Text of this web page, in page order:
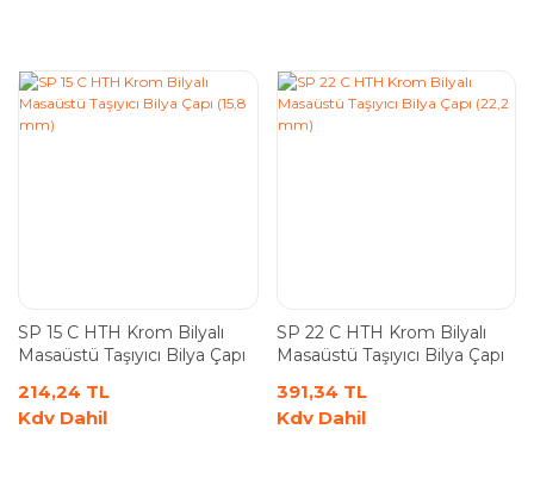
SP 15 C HTH Krom Bilyalı
Masaüstü Taşıyıcı Bilya Çapı
214,24 TL
Kdv Dahil
SP 22 C HTH Krom Bilyalı
Masaüstü Taşıyıcı Bilya Çapı
391,34 TL
Kdv Dahil